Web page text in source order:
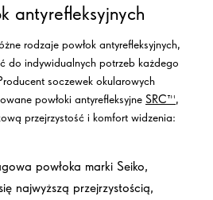
antyrefleksyjnych
rodzaje powłok antyrefleksyjnych,
do indywidualnych potrzeb każdego
soczewek okularowych
powłoki antyrefleksyjne SRC™,
przejrzystość i komfort widzenia:
powłoka marki Seiko,
najwyższą przejrzystością,